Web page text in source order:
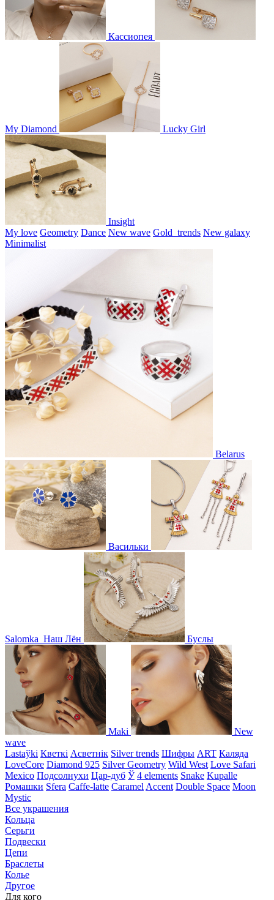
Кассиопея
My Diamond Lucky Girl
Insight
My love Geometry Dance New wave Gold_trends New galaxy
Minimalist
Belarus
Васильки
Salomka Наш Лён Буслы
Maki
New
wave
Lastaўki Кветкі Асветнiк Silver trends Шифры ART Каляда
LoveCore Diamond 925 Silver Geometry Wild West Love Safari
Mexico Подсолнухи Цар-дуб Ў 4 elements Snake Kupalle
Ромашки Sfera Caffe-latte Caramel Accent Double Space Moon
Mystic
Все украшения
Кольца
Серьги
Подвески
Цепи
Браслеты
Колье
Другое
Для кого